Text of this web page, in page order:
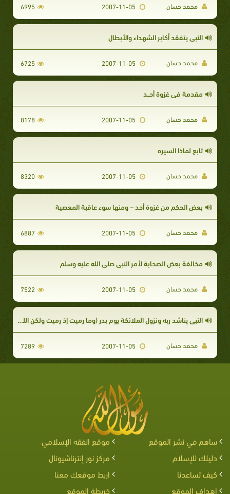
محمد حسان 6995
النبى يتفقد أكابر الشهداء والأبطال
محمد حسان 6725
مقدمة فى غزوة أحــد
محمد حسان 8178
تابع لماذا السيره
محمد حسان 8320
بعض الحكم من غزوة أحد – ومنها سوء عاقبة المعصية
محمد حسان 6887
مخالفة بعض الصحابة لأمر النبى صلى الله عليه وسلم
محمد حسان 7522
النبى يناشد ربه ونزول الملائكة يوم بدر (وما رميت إذ رميت ولكن الله رمى)
محمد حسان 7289
ساهم في نشر الموقع
موقع الفقه الإسلامي
دليلك للإسلام
مركز نور إنترناشيونال
كيف تساعدنا
اربط موقعك معنا
اهداف الموقع
خريطة الموقع